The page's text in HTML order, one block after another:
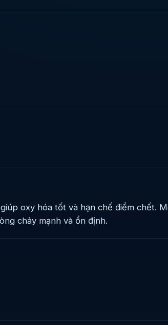
oxy hóa tốt và hạn chế điểm chết.
chảy mạnh và ổn định.